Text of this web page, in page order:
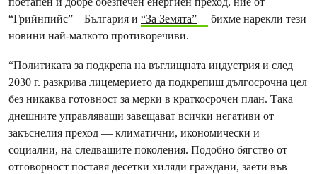
“Грийнпийс” – България и “За Земята”
бихме нарекли тези
новини най-малкото противоречиви.
“Политиката за подкрепа на въглищната индустрия и след
2030 г. разкрива лицемерието да подкрепиш дългосрочна цел
без никаква готовност за мерки в краткосрочен план. Така
днешните управляващи завещават всички негативи от
закъснелия преход — климатични, икономически и
социални, на следващите поколения. Подобно бягство от
отговорност поставя десетки хиляди граждани, заети във